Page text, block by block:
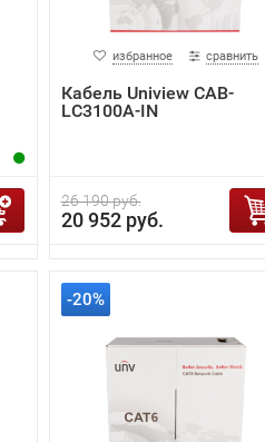
избранное сравнить
Кабель Uniview CAB-
LC3100A-IN
26 190 руб.
20 952 руб.
-20%